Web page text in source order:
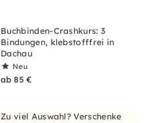
Buchbinden-Crashkurs: 3
Bindungen, klebstofffrei in
Dachau
Neu
ab 85 €
Zu viel Auswahl? Verschenke